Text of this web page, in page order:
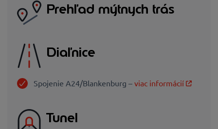
Prehľad mýtnych trás
Diaľnice
Spojenie A24/Blankenburg – viac informácií
Tunel